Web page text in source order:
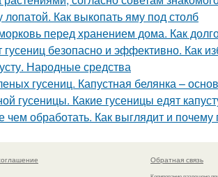
лопатой. Как выкопать яму под столб
перед хранением дома. Как
безопасно и эффективно. Как
Народные средства
гусениц. Капустная белянка –
гусеницы. Какие гусеницы едят
чем обработать. Как выглядит и почему
Обратная связь